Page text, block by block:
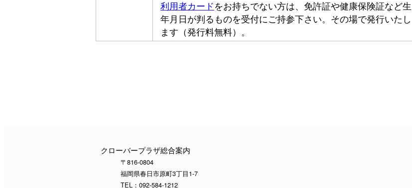
利用者カードをお持ちでない方は、免許証や健康保険証など生
年月日が判るものを受付にご持参下さい。その場で発行いたし
ます（発行料無料）。
クローバープラザ総合案内
〒816-0804
福岡県春日市原町3丁目1-7
TEL： 092-584-1212